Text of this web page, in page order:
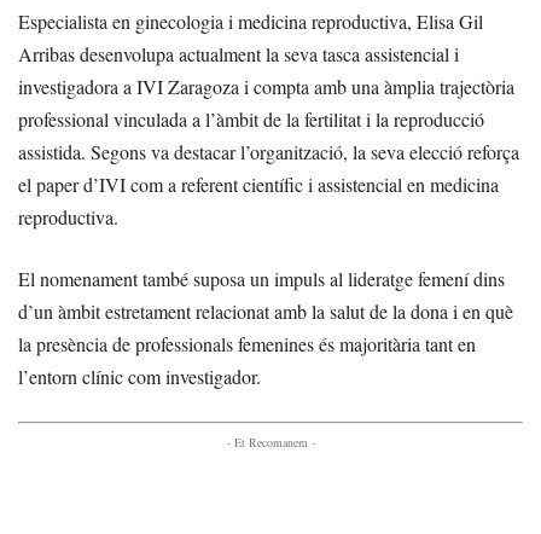
Especialista en ginecologia i medicina reproductiva, Elisa Gil
Arribas desenvolupa actualment la seva tasca assistencial i
investigadora a IVI Zaragoza i compta amb una àmplia trajectòria
professional vinculada a l’àmbit de la fertilitat i la reproducció
assistida. Segons va destacar l’organització, la seva elecció reforça
el paper d’IVI com a referent científic i assistencial en medicina
reproductiva.
El nomenament també suposa un impuls al lideratge femení dins
d’un àmbit estretament relacionat amb la salut de la dona i en què
la presència de professionals femenines és majoritària tant en
l’entorn clínic com investigador.
- Et Recomanem -